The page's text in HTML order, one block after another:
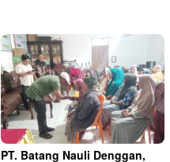
PT. Batang Nauli Denggan,